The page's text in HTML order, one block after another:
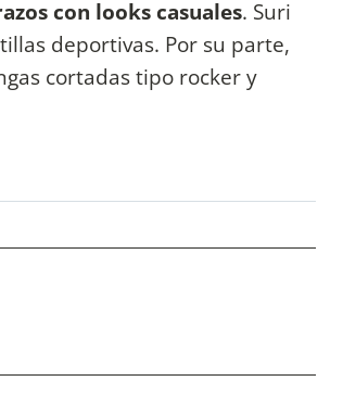
con looks casuales. Suri
deportivas. Por su parte,
cortadas tipo rocker y